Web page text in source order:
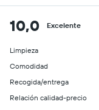
10,0 Excelente
Limpieza
Comodidad
Recogida/entrega
Relación calidad-precio